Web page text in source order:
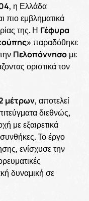
, η Ελλάδα
πιο εμβληματικά
της. Η Γέφυρα
παραδόθηκε
Πελοπόννησομε
οριστικά τον
μέτρων, αποτελεί
διεθνώς,
με εξαιρετικά
Το έργο
ενίσχυσε την
δυναμική σε